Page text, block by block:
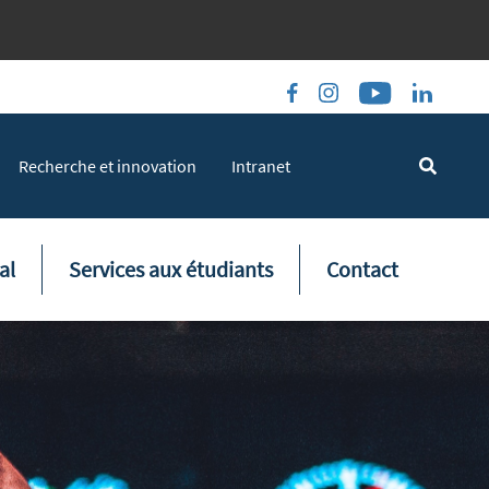
Recherche et innovation Intranet
Services aux étudiants Contact